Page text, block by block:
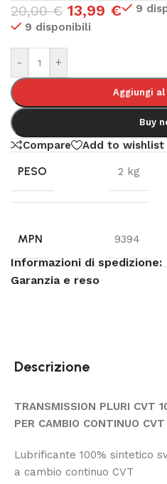
20,00€ 13,99 €
9
9 disponibili
- +
Aggiungi
Buy
Compare Add to wishlist
PESO 2 kg
MPN 9394
Informazioni di spedizione:
Garanzia e reso
Descrizione
TRANSMISSION PLURI CVT
PER CAMBIO CONTINUO CVT
Lubrificante 100% sintetico
a cambio continuo CVT